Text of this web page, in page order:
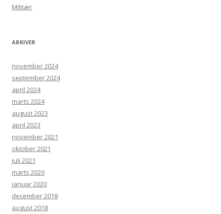
Militær
ARKIVER
november 2024
september 2024
april 2024
marts 2024
august 2023
april 2023
november 2021
oktober 2021
juli 2021
marts 2020
januar 2020
december 2018
august 2018